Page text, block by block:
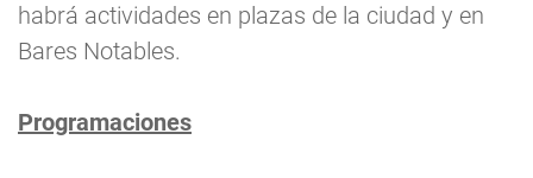
habrá actividades en plazas de la ciudad y en
Bares Notables.
Programaciones